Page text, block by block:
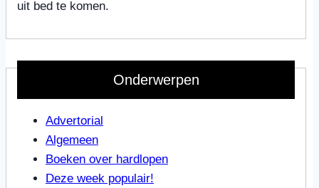
uit bed te komen.
Onderwerpen
Advertorial
Algemeen
Boeken over hardlopen
Deze week populair!